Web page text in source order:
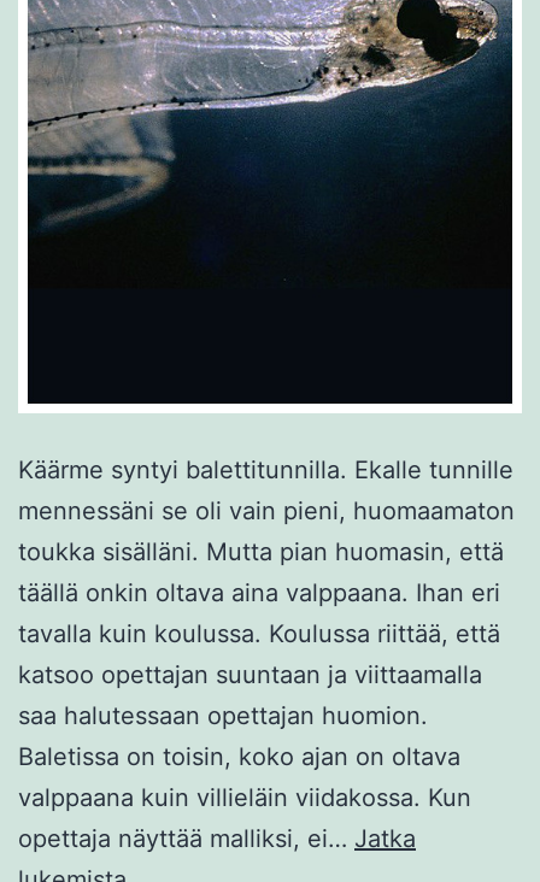
Käärme syntyi balettitunnilla. Ekalle tunnille
mennessäni se oli vain pieni, huomaamaton
toukka sisälläni. Mutta pian huomasin, että
täällä onkin oltava aina valppaana. Ihan eri
tavalla kuin koulussa. Koulussa riittää, että
katsoo opettajan suuntaan ja viittaamalla
saa halutessaan opettajan huomion.
Baletissa on toisin, koko ajan on oltava
valppaana kuin villieläin viidakossa. Kun
opettaja näyttää malliksi, ei… Jatka